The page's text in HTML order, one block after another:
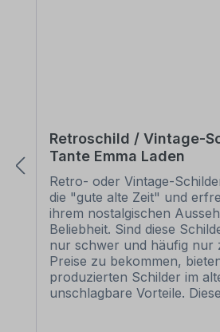
Retroschild / Vintage-
Tante Emma Laden
Retro- oder Vintage-
die "gute alte Zeit" und
ihrem nostalgischen
Beliebheit. Sind diese
nur schwer und häufig nur
Preise zu bekommen,
produzierten Schilder im
unschlagbare Vorteile.